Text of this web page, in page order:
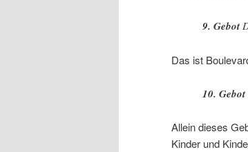
9. Gebot
Das ist
10. Gebot
Allein dieses
Kinder und